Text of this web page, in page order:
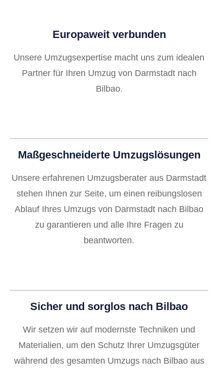
Europaweit verbunden
Unsere Umzugsexpertise macht uns zum idealen
Partner für Ihren Umzug von Darmstadt nach
Bilbao.
Maßgeschneiderte Umzugslösungen
Unsere erfahrenen Umzugsberater aus Darmstadt
stehen Ihnen zur Seite, um einen reibungslosen
Ablauf Ihres Umzugs von Darmstadt nach Bilbao
zu garantieren und alle Ihre Fragen zu
beantworten.
Sicher und sorglos nach Bilbao
Wir setzen wir auf modernste Techniken und
Materialien, um den Schutz Ihrer Umzugsgüter
während des gesamten Umzugs nach Bilbao aus